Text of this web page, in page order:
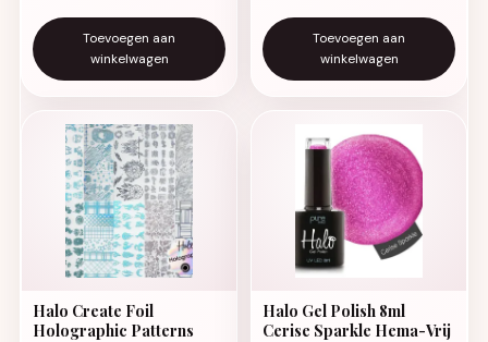
Toevoegen aan
winkelwagen
Toevoegen aan
winkelwagen
Halo Create Foil
Holographic Patterns
Halo Gel Polish 8ml
Cerise Sparkle Hema-Vrij